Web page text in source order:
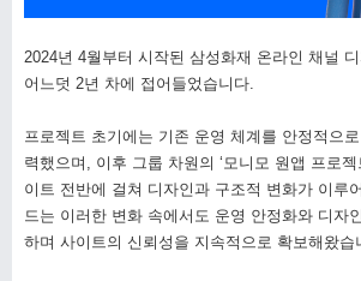
2024년 4월부터 시작된 삼성화재 온라인 채널
어느덧 2년 차에 접어들었습니다.
프로젝트 초기에는 기존 운영 체계를 안정적으
력했으며, 이후 그룹 차원의 ‘모니모 원앱 프로
이트 전반에 걸쳐 디자인과 구조적 변화가 이루
드는 이러한 변화 속에서도 운영 안정화와 디자
하며 사이트의 신뢰성을 지속적으로 확보해왔습